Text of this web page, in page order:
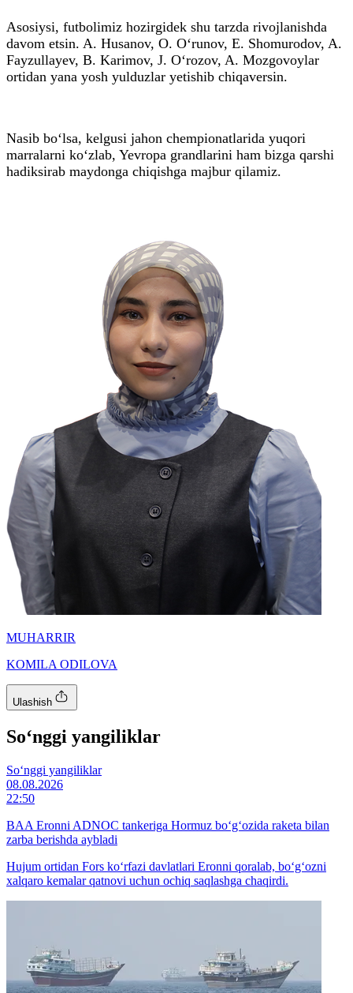
Asosiysi, futbolimiz hozirgidek shu tarzda rivojlanishda
davom etsin. A. Husanov, O. O‘runov, E. Shomurodov, A.
Fayzullayev, B. Karimov, J. O‘rozov, A. Mozgovoylar
ortidan yana yosh yulduzlar yetishib chiqaversin.
Nasib bo‘lsa, kelgusi jahon chempionatlarida yuqori
marralarni ko‘zlab, Yevropa grandlarini ham bizga qarshi
hadiksirab maydonga chiqishga majbur qilamiz.
MUHARRIR
KOMILA ODILOVA
Ulashish
So‘nggi yangiliklar
So‘nggi yangiliklar
08.08.2026
22:50
BAA Eronni ADNOC tankeriga Hormuz bo‘g‘ozida raketa bilan
zarba berishda aybladi
Hujum ortidan Fors ko‘rfazi davlatlari Eronni qoralab, bo‘g‘ozni
xalqaro kemalar qatnovi uchun ochiq saqlashga chaqirdi.